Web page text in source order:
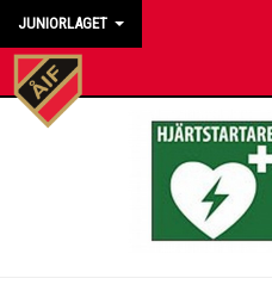
JUNIORLAGET
HEM